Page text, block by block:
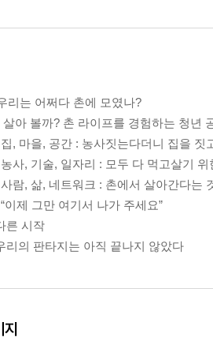
리는 어쩌다 촌에 모였나?
살아 볼까? 촌 라이프를 경험하는 청년
, 마을, 공간 : 농사짓는다더니 집을 짓
사, 기술, 일자리 : 모두 다 먹고살기 위
람, 삶, 네트워크 : 촌에서 살아간다는
이제 그만 여기서 나가 주세요”
른 시작
리의 판타지는 아직 끝나지 않았다
지